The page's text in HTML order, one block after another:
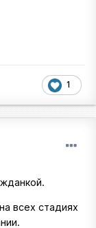
1
всех стадиях